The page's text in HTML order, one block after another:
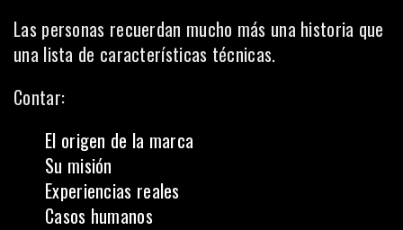
Las personas recuerdan mucho más una historia que
una lista de características técnicas.
Contar:
El origen de la marca
Su misión
Experiencias reales
Casos humanos